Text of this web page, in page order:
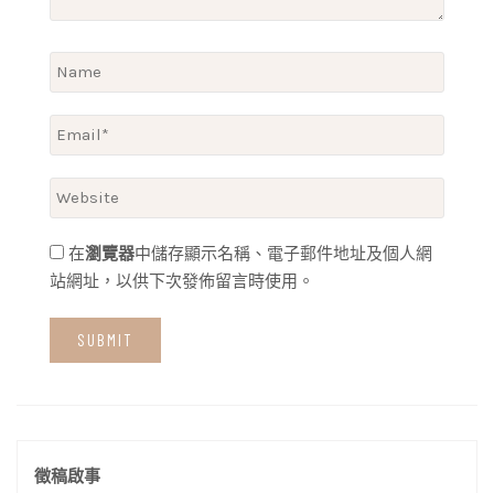
在瀏覽器中儲存顯示名稱、電子郵件地址及個人網
站網址，以供下次發佈留言時使用。
徵稿啟事